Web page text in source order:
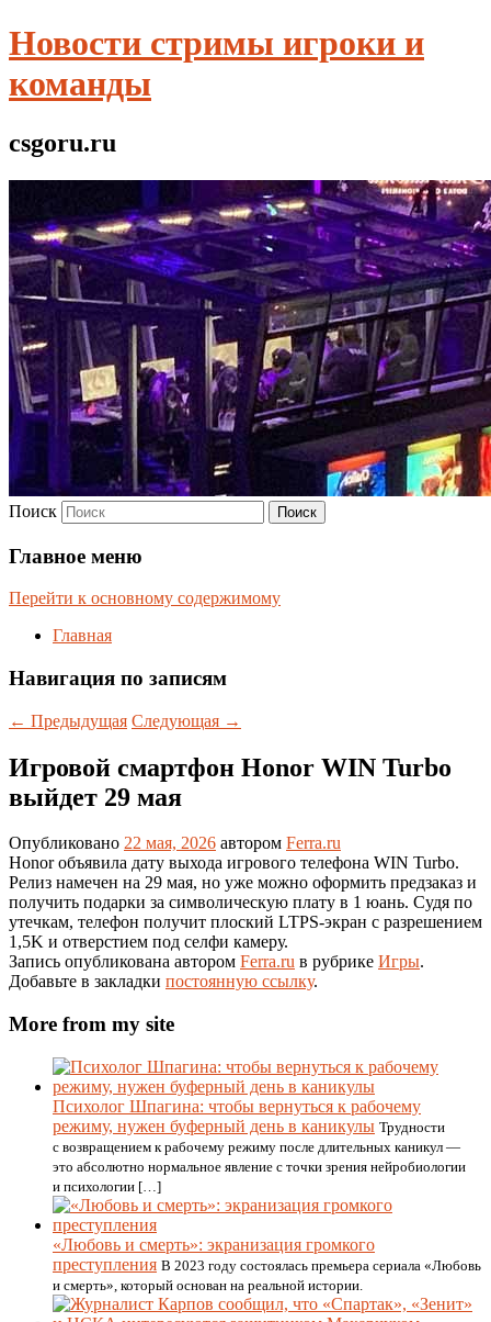
Новости стримы игроки и
команды
csgoru.ru
Поиск
Главное меню
Перейти к основному содержимому
Главная
Навигация по записям
← Предыдущая Следующая →
Игровой смартфон Honor WIN Turbo
выйдет 29 мая
Опубликовано 22 мая, 2026 автором Ferra.ru
Honor объявила дату выхода игрового телефона WIN Turbo.
Релиз намечен на 29 мая, но уже можно оформить предзаказ и
получить подарки за символическую плату в 1 юань. Судя по
утечкам, телефон получит плоский LTPS-экран с разрешением
1,5K и отверстием под селфи камеру.
Запись опубликована автором Ferra.ru в рубрике Игры.
Добавьте в закладки постоянную ссылку.
More from my site
Психолог Шпагина: чтобы вернуться к рабочему
режиму, нужен буферный день в каникулы Трудности
с возвращением к рабочему режиму после длительных каникул —
это абсолютно нормальное явление с точки зрения нейробиологии
и психологии […]
«Любовь и смерть»: экранизация громкого
преступления В 2023 году состоялась премьера сериала «Любовь
и смерть», который основан на реальной истории.